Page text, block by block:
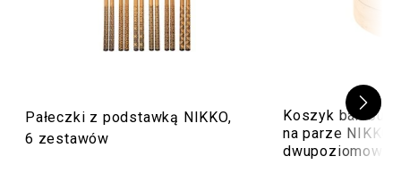
Pałeczki z podstawką NIKKO,
6 zestawów
Koszyk
na parze NIKKO
dwupoziomowy